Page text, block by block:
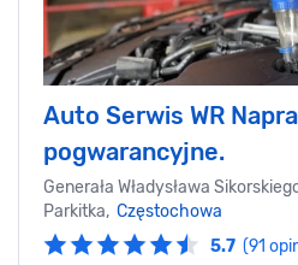
Auto Serwis WR
pogwarancyjne.
Generała Władysława
Parkitka, Częstochowa
5.7 (91